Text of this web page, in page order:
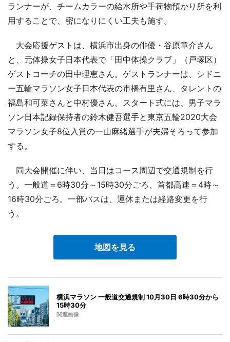
ランナーが、チームカラーの給水所や手荷物預かり所を利
用することで、密になりにくい工夫も施す。
大会応援ゲストは、横浜市出身の俳優・谷原章介さん
と、元体操女子日本代表で「田中体操クラブ」（戸塚区）
ゲストコーチの田中理恵さん。ゲストランナーは、シドニ
ー五輪マラソン女子日本代表の市橋有里さん、タレントの
福島和可菜さんと中村優さん。スタート式には、男子マラ
ソン日本記録保持者の鈴木健吾選手と東京五輪2020大会
マラソン女子8位入賞の一山麻緒選手が夫婦そろって参加
する。
同大会開催に伴い、当日はコース周辺で交通規制を行
う。一般道＝6時30分～15時30分ごろ、首都高速＝4時～
16時30分ごろ。一部バスは、運休または経路変更を行
う。
地図を見る
横浜マラソン 一般道交通規制 10月30日 6時30分から
15時30分
関連画像